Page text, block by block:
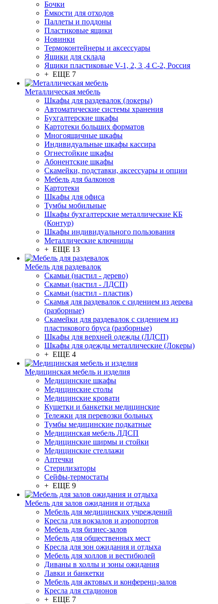
Бочки
Ёмкости для отходов
Паллеты и поддоны
Пластиковые ящики
Новинки
Термоконтейнеры и аксессуары
Ящики для склада
Ящики пластиковые V-1, 2, 3 ,4 С-2, Россия
+ ЕЩЕ 7
Металлическая мебель
Шкафы для раздевалок (локеры)
Автоматические системы хранения
Бухгалтерские шкафы
Картотеки больших форматов
Многоящичные шкафы
Индивидуальные шкафы кассира
Огнестойкие шкафы
Абонентские шкафы
Скамейки, подставки, аксессуары и опции
Мебель для балконов
Картотеки
Шкафы для офиса
Тумбы мобильные
Шкафы бухгалтерские металлические КБ
(Контур)
Шкафы индивидуального пользования
Металлические ключницы
+ ЕЩЕ 13
Мебель для раздевалок
Скамьи (настил - дерево)
Скамьи (настил - ЛДСП)
Скамьи (настил - пластик)
Скамья для раздевалок с сидением из дерева
(разборные)
Скамейки для раздевалок с сидением из
пластикового бруса (разборные)
Шкафы для верхней одежды (ЛДСП)
Шкафы для одежды металлические (Локеры)
+ ЕЩЕ 4
Медицинская мебель и изделия
Медицинские шкафы
Медицинские столы
Медицинские кровати
Кушетки и банкетки медицинские
Тележки для перевозки больных
Тумбы медицинские подкатные
Медицинская мебель ЛДСП
Медицинские ширмы и стойки
Медицинские стеллажи
Аптечки
Стерилизаторы
Сейфы-термостаты
+ ЕЩЕ 9
Мебель для залов ожидания и отдыха
Мебель для медицинских учреждений
Кресла для вокзалов и аэропортов
Мебель для бизнес-залов
Мебель для общественных мест
Кресла для зон ожидания и отдыха
Мебель для холлов и вестибюлей
Диваны в холлы и зоны ожидания
Лавки и банкетки
Мебель для актовых и конференц-залов
Кресла для стадионов
+ ЕЩЕ 7